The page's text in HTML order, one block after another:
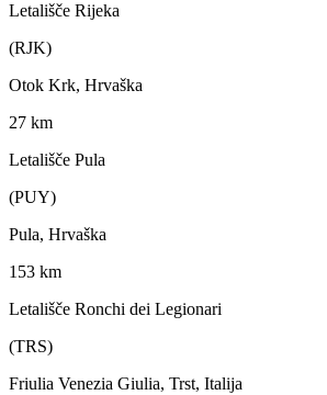
Letališče Rijeka
(RJK)
Otok Krk, Hrvaška
27 km
Letališče Pula
(PUY)
Pula, Hrvaška
153 km
Letališče Ronchi dei Legionari
(TRS)
Friulia Venezia Giulia, Trst, Italija